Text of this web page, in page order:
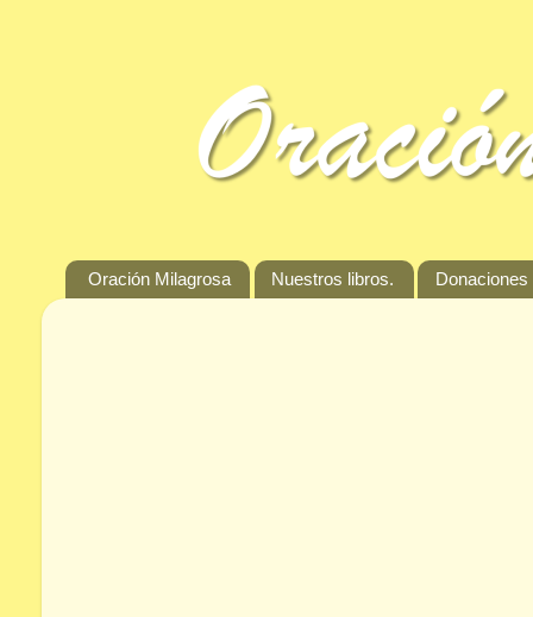
Oración Milagrosa Nuestros libros. Donaciones